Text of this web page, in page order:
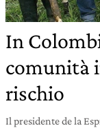
In
comunità
rischio
Il presidente de la